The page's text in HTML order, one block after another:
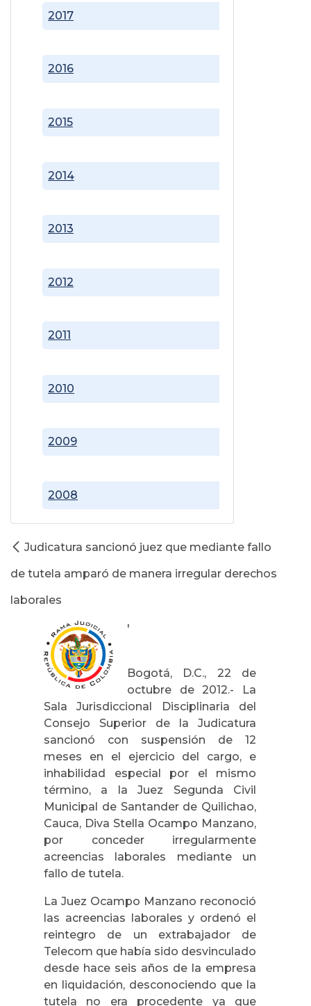
2008
2009
2010
2011
2012
2013
2014
2015
2016
2017
Judicatura sancionó juez que mediante fallo
de tutela amparó de manera irregular derechos
laborales
'
Bogotá, D.C., 22 de
octubre de 2012.- La
Sala Jurisdiccional Disciplinaria del
Consejo Superior de la Judicatura
sancionó con suspensión de 12
meses en el ejercicio del cargo, e
inhabilidad especial por el mismo
término, a la Juez Segunda Civil
Municipal de Santander de Quilichao,
Cauca, Diva Stella Ocampo Manzano,
por conceder irregularmente
acreencias laborales mediante un
fallo de tutela.
La Juez Ocampo Manzano reconoció
las acreencias laborales y ordenó el
reintegro de un extrabajador de
Telecom que había sido desvinculado
desde hace seis años de la empresa
en liquidación, desconociendo que la
tutela no era procedente ya que